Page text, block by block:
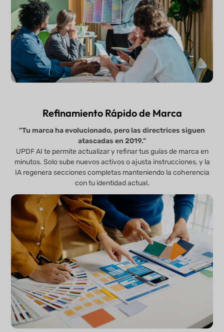
Refinamiento Rápido de Marca
"Tu marca ha evolucionado, pero las directrices siguen
atascadas en 2019."
UPDF AI te permite actualizar y refinar tus guías de marca en
minutos. Solo sube nuevos activos o ajusta instrucciones, y la
IA regenera secciones completas manteniendo la coherencia
con tu identidad actual.